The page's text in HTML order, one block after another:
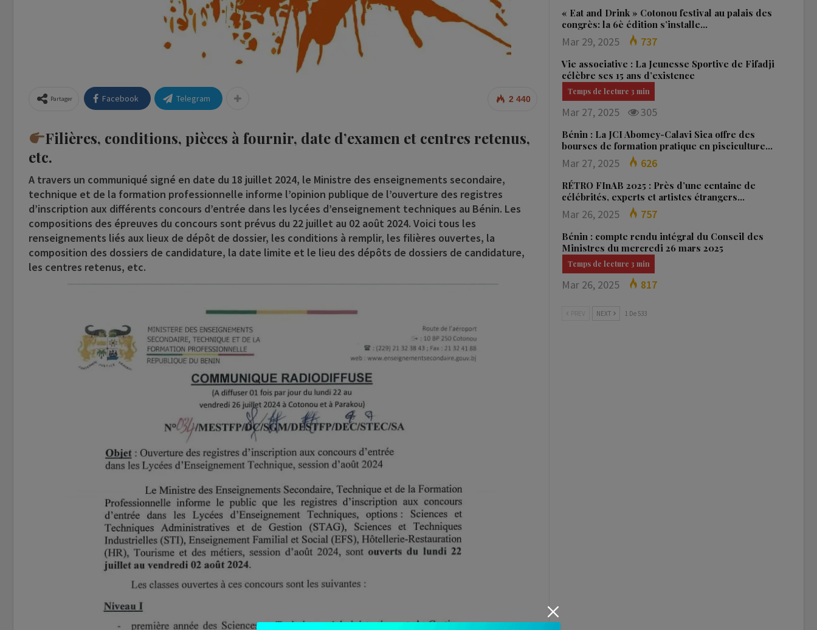
2 440
Partager Facebook Telegram
Filières, conditions, pièces à fournir, date d’examen et centres retenus,
etc.
A travers un communiqué signé en date du 18 juillet 2024, le Ministre des enseignements secondaire,
technique et de la formation professionnelle informe l’opinion publique de l’ouverture des registres
d’inscription aux différents concours d’entrée dans les lycées d’enseignement techniques au Bénin. Les
compositions des épreuves du concours sont prévus du 22 juillet au 02 août 2024. Voici tous les
renseignements liés aux lieux de dépôt de dossier, les conditions à remplir, les filières ouvertes, la
composition des dossiers de candidature, la date limite et le lieu des dépôts de dossiers de candidature,
les centres retenus, etc.
« Eat and Drink » Cotonou festival au palais des
congrès: la 6è édition s’installe…
Mar 29, 2025 737
Vie associative : La Jeunesse Sportive de Fifadji
célèbre ses 15 ans d’existence
Mar 27, 2025 305
Bénin : La JCI Abomey-Calavi Sica offre des
bourses de formation pratique en pisciculture…
Mar 27, 2025 626
RÉTRO FInAB 2025 : Près d’une centaine de
célébrités, experts et artistes étrangers…
Mar 26, 2025 757
Bénin : compte rendu intégral du Conseil des
Ministres du mercredi 26 mars 2025
Mar 26, 2025 817
NEXT 1 De 533